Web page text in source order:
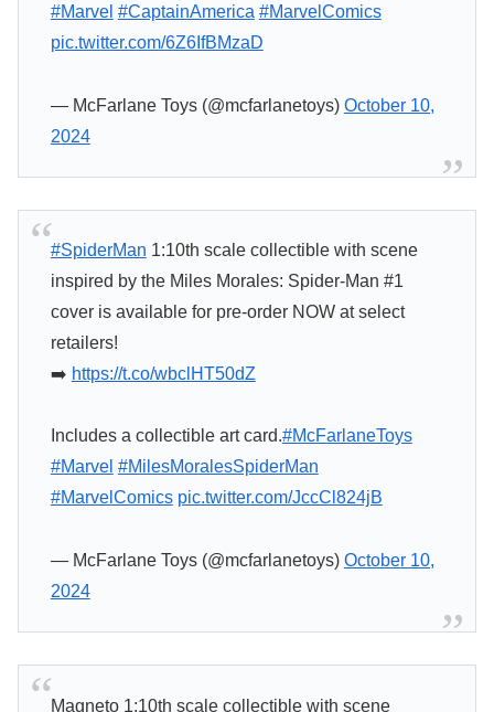
#Marvel #CaptainAmerica #MarvelComics
pic.twitter.com/6Z6IfBMzaD
— McFarlane Toys (@mcfarlanetoys) October 10,
2024
#SpiderMan 1:10th scale collectible with scene
inspired by the Miles Morales: Spider-Man #1
cover is available for pre-order NOW at select
retailers!
➡️ https://t.co/wbclHT50dZ
Includes a collectible art card.#McFarlaneToys
#Marvel #MilesMoralesSpiderMan
#MarvelComics pic.twitter.com/JccCl824jB
— McFarlane Toys (@mcfarlanetoys) October 10,
2024
Magneto 1:10th scale collectible with scene